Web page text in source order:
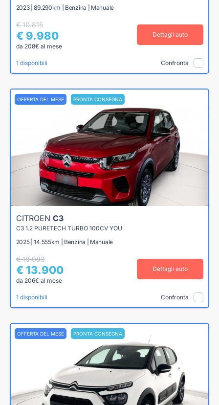
2023 | 89.290km | Benzina | Manuale
€ 10.815
€ 9.980
da 208€ al mese
Dettagli auto
1 disponibili Confronta
OFFERTA DEL MESE PRONTA CONSEGNA
CITROEN C3
C3 1.2 PURETECH TURBO 100CV YOU
2025 | 14.555km | Benzina | Manuale
€ 18.083
€ 13.900
da 206€ al mese
Dettagli auto
1 disponibili Confronta
OFFERTA DEL MESE PRONTA CONSEGNA